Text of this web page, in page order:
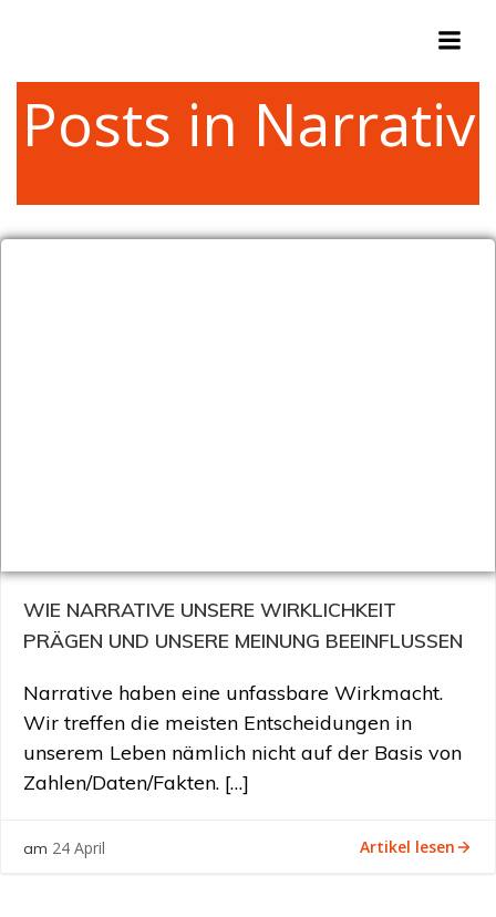
Posts in Narrativ
WIE NARRATIVE UNSERE WIRKLICHKEIT
PRÄGEN UND UNSERE MEINUNG BEEINFLUSSEN
Narrative haben eine unfassbare Wirkmacht.
Wir treffen die meisten Entscheidungen in
unserem Leben nämlich nicht auf der Basis von
Zahlen/Daten/Fakten. […]
am 24 April Artikel lesen